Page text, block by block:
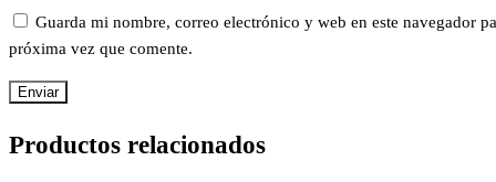
Guarda mi nombre, correo electrónico y web en este navegador
próxima vez que comente.
Productos relacionados